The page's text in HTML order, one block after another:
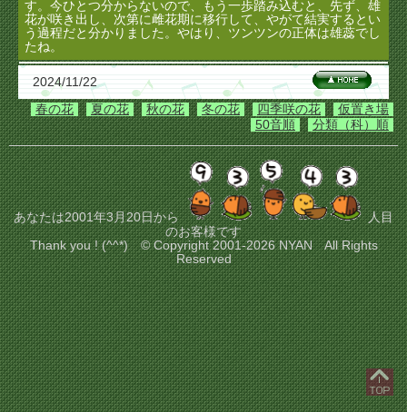
す。今ひとつ分からないので、もう一歩踏み込むと、先ず、雄
花が咲き出し、次第に雌花期に移行して、やがて結実するとい
う過程だと分かりました。やはり、ツンツンの正体は雄蕊でし
たね。
2024/11/22
仮置き場
四季咲の花
冬の花
秋の花
夏の花
春の花
分類（科）順
50音順
あなたは2001年3月20日から
人目
のお客様です
Thank you ! (^^*) © Copyright 2001-2026 NYAN All Rights
Reserved